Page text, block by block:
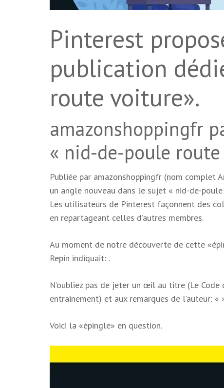
Pinterest
publication
route voiture».
amazonshoppingfr
« nid-de-poule
Publiée par amazonshoppingfr (nom complet
un angle nouveau dans le sujet « nid-de-
Les utilisateurs de Pinterest façonnent des
en repartageant celles d’autres membres.
Au moment de notre découverte de cette
Repin indiquait: .
N’oubliez pas de jeter un œil au titre (Le
entrainement) et aux remarques de l’auteur: «
Voici la «épingle» en question.